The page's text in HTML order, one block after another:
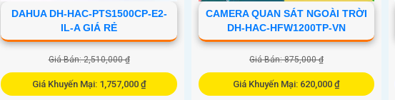
DAHUA DH-HAC-PTS1500CP-E2-
IL-A GIÁ RẺ
Giá Bán: 2,510,000 ₫
Giá Khuyến Mại: 1,757,000 ₫
CAMERA QUAN SÁT NGOÀI TRỜI
DH-HAC-HFW1200TP-VN
Giá Bán: 875,000 ₫
Giá Khuyến Mại: 620,000 ₫